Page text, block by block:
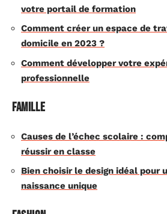
votre portail de formation
Comment créer un espace de
domicile en 2023 ?
Comment développer votre
professionnelle
Famille
Causes de l’échec scolaire :
réussir en classe
Bien choisir le design idéal pour
naissance unique